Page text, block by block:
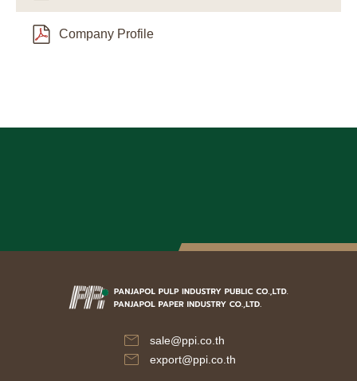
Company Profile
sale@ppi.co.th
export@ppi.co.th​